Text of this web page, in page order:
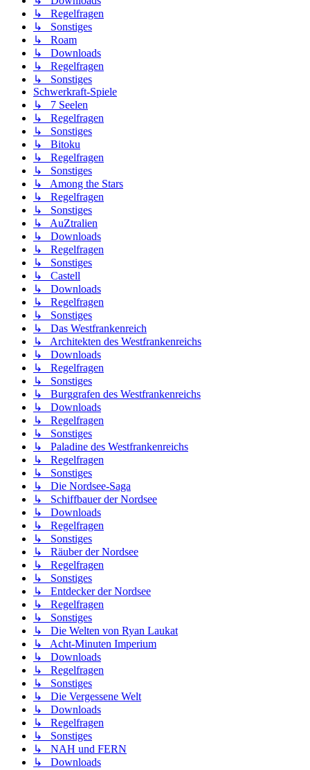
↳ Regelfragen
↳ Sonstiges
↳ Roam
↳ Downloads
↳ Regelfragen
↳ Sonstiges
Schwerkraft-Spiele
↳ 7 Seelen
↳ Regelfragen
↳ Sonstiges
↳ Bitoku
↳ Regelfragen
↳ Sonstiges
↳ Among the Stars
↳ Regelfragen
↳ Sonstiges
↳ AuZtralien
↳ Downloads
↳ Regelfragen
↳ Sonstiges
↳ Castell
↳ Downloads
↳ Regelfragen
↳ Sonstiges
↳ Das Westfrankenreich
↳ Architekten des Westfrankenreichs
↳ Downloads
↳ Regelfragen
↳ Sonstiges
↳ Burggrafen des Westfrankenreichs
↳ Downloads
↳ Regelfragen
↳ Sonstiges
↳ Paladine des Westfrankenreichs
↳ Regelfragen
↳ Sonstiges
↳ Die Nordsee-Saga
↳ Schiffbauer der Nordsee
↳ Downloads
↳ Regelfragen
↳ Sonstiges
↳ Räuber der Nordsee
↳ Regelfragen
↳ Sonstiges
↳ Entdecker der Nordsee
↳ Regelfragen
↳ Sonstiges
↳ Die Welten von Ryan Laukat
↳ Acht-Minuten Imperium
↳ Downloads
↳ Regelfragen
↳ Sonstiges
↳ Die Vergessene Welt
↳ Downloads
↳ Regelfragen
↳ Sonstiges
↳ NAH und FERN
↳ Downloads